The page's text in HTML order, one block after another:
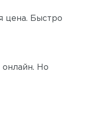
цена. Быстро
онлайн. Но